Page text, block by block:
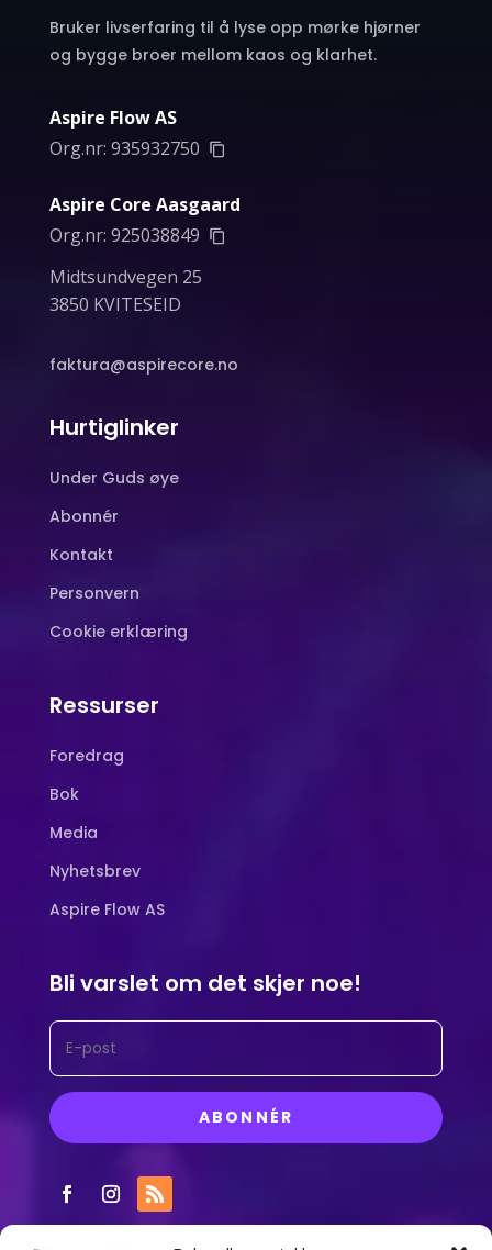
Bruker livserfaring til å lyse opp mørke hjørner
og bygge broer mellom kaos og klarhet.
Aspire Flow AS
Org.nr: 935932750
Aspire Core Aasgaard
Org.nr: 925038849
Midtsundvegen 25
3850 KVITESEID
faktura@aspirecore.no
Hurtiglinker
Under Guds øye
Abonnér
Kontakt
Personvern
Cookie erklæring
Ressurser
Foredrag
Bok
Media
Nyhetsbrev
Aspire Flow AS
Bli varslet om det skjer noe!
ABONNÉR